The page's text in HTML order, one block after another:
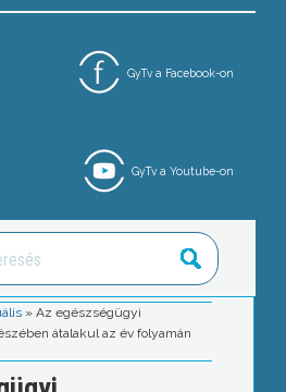
GyTv a Facebook-on
GyTv a Youtube-on
»Az egészségügyi
átalakul az év folyamán